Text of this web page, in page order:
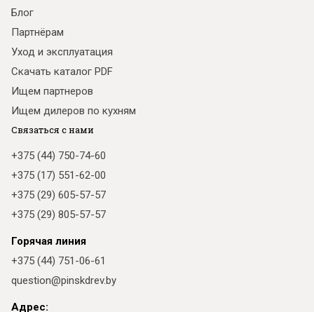
Блог
Партнёрам
Уход и эксплуатация
Скачать каталог PDF
Ищем партнеров
Ищем дилеров по кухням
Связаться с нами
+375 (44) 750-74-60
+375 (17) 551-62-00
+375 (29) 605-57-57
+375 (29) 805-57-57
Горячая линия
+375 (44) 751-06-61
question@pinskdrev.by
Адрес: